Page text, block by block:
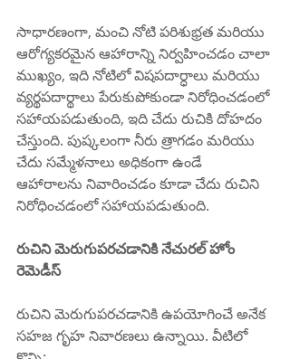
సాధారణంగా, మంచి నోటి పరిశుభ్రత మరియు
ఆరోగ్యకరమైన ఆహారాన్ని నిర్వహించడం చాలా
ముఖ్యం, ఇది నోటిలో విషపదార్ధాలు మరియు
వ్యర్థపదార్థాలు పేరుకుపోకుండా నిరోధించడంలో
సహాయపడుతుంది, ఇది చేదు రుచికి దోహదం
చేస్తుంది. పుష్కలంగా నీరు త్రాగడం మరియు
చేదు సమ్మేళనాలు అధికంగా ఉండే
ఆహారాలను నివారించడం కూడా చేదు రుచిని
నిరోధించడంలో సహాయపడుతుంది.
రుచిని మెరుగుపరచడానికి నేచురల్ హోం
రెమెడీస్
రుచిని మెరుగుపరచడానికి ఉపయోగించే అనేక
సహజ గృహ నివారణలు ఉన్నాయి. వీటిలో